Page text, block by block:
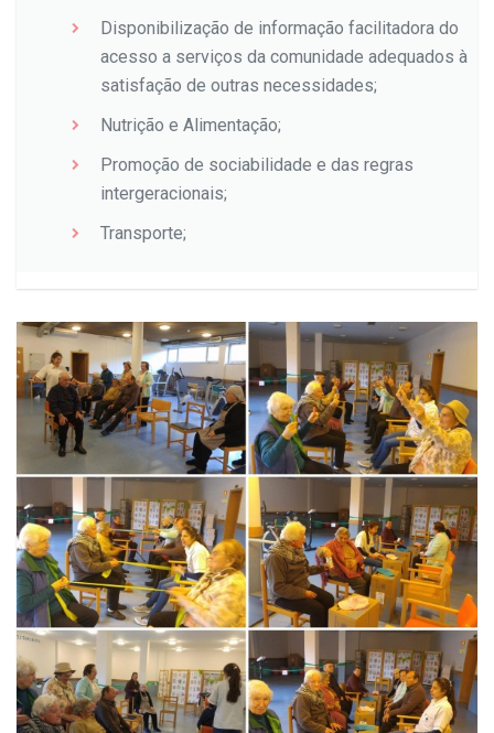
Disponibilização de informação facilitadora do
acesso a serviços da comunidade adequados à
satisfação de outras necessidades;
Nutrição e Alimentação;
Promoção de sociabilidade e das regras
intergeracionais;
Transporte;